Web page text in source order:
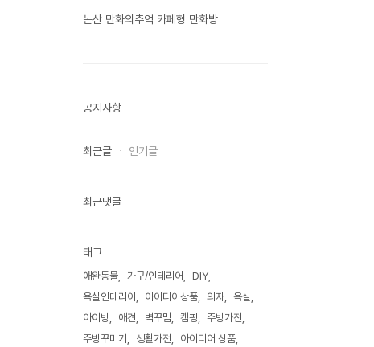
논산 만화의추억 카페형 만화방
공지사항
최근글 인기글
최근댓글
태그
애완동물 가구/인테리어
DIY
욕실인테리어
아이디어상품 의자
욕실
아이방
애견 벽꾸밈 캠핑
주방가전
주방꾸미기
생활가전
아이디어 상품